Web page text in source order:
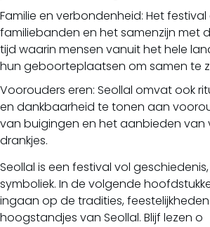
Familie en verbondenheid: Het
familiebanden en het samenzijn met
tijd waarin mensen vanuit het hele
hun geboorteplaatsen om samen te
Voorouders eren: Seollal omvat ook
en dankbaarheid te tonen aan
van buigingen en het aanbieden van
drankjes.
Seollal is een festival vol
symboliek. In de volgende
ingaan op de tradities,
hoogstandjes van Seollal. Blijf lezen o